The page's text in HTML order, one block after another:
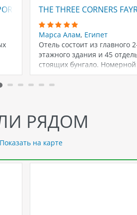
GHALIBTHE THREE CORNERS
Марса Алам, Египет
Отель состоит из главного
этажного здания и 45
стоящих бунгало.
насчитывает 495…
РЯДОМ
на карте